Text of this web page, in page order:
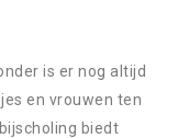
is er nog altijd
en vrouwen ten
biedt